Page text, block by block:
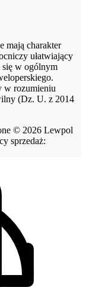
mają charakter
ułatwiający
się w ogólnym
w rozumieniu
(Dz. U. z 2014
© 2026 Lewpol
sprzedaż: